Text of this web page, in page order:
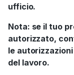
ufficio.
Nota: se il tuo
autorizzato,
le
del lavoro.